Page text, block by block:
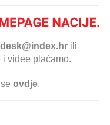
desk@index.hr ili
i videe plaćamo.
ovdje.